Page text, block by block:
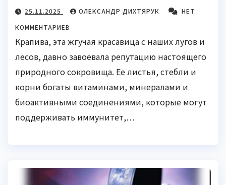
25.11.2025 ОЛЕКСАНДР ДИХТЯРУК
НЕТ
КОММЕНТАРИЕВ
Крапива, эта жгучая красавица с наших лугов и
лесов, давно завоевала репутацию настоящего
природного сокровища. Ее листья, стебли и
корни богаты витаминами, минералами и
биоактивными соединениями, которые могут
поддерживать иммунитет,…